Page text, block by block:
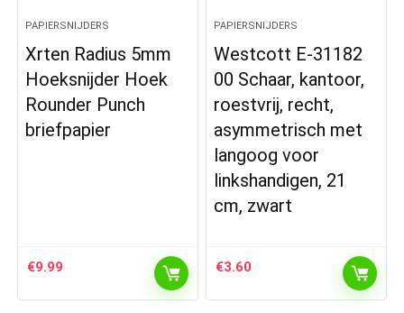
PAPIERSNIJDERS
Xrten Radius 5mm
Hoeksnijder Hoek
Rounder Punch
briefpapier
€9.99
PAPIERSNIJDERS
Westcott E-31182
00 Schaar, kantoor,
roestvrij, recht,
asymmetrisch met
langoog voor
linkshandigen, 21
cm, zwart
€3.60